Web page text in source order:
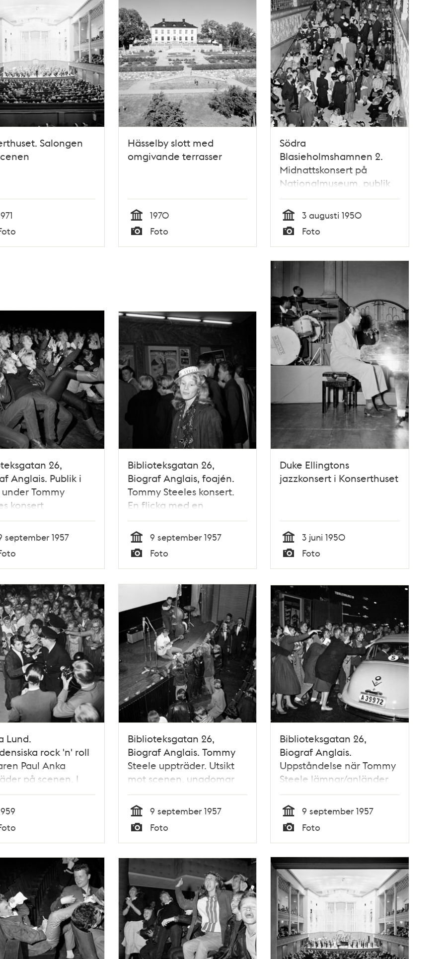
Salongen
Hässelby slott med
omgivande terrasser
Tid
1970
Typ
Foto
Södra
Blasieholmshamnen 2.
Midnattskonsert på
Nationalmuseum, publik
sittande i trappan. Sixten
Ehrling dirigerade en 20-
mannaensemble ur
radioorkestern
Tid
3 augusti 1950
Typ
Foto
26,
Anglais. Publik i
Tommy
konsert
september 1957
Biblioteksgatan 26,
Biograf Anglais, foajén.
Tommy Steeles konsert.
En flicka med en
""Tommy Steele hatt""
Tid
9 september 1957
Typ
Foto
Duke Ellingtons
jazzkonsert i Konserthuset
Tid
3 juni 1950
Typ
Foto
Lund.
rock 'n' roll
Paul Anka
på scenen. I
trängs
med
Biblioteksgatan 26,
Biograf Anglais. Tommy
Steele uppträder. Utsikt
mot scenen, ungdomar
med autografblock
Tid
9 september 1957
Foto
Biblioteksgatan 26,
Biograf Anglais.
Uppståndelse när Tommy
Steele lämnar/anländer
till konserten i bil
Tid
9 september 1957
Foto